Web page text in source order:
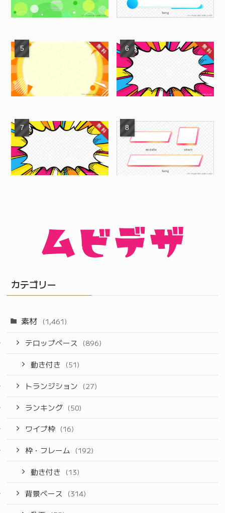
カテゴリー
素材 (1,461)
テロップベース (896)
動き付き (51)
トランジション (27)
ランキング (50)
ワイプ枠 (16)
枠・フレーム (192)
動き付き (13)
背景ベース (314)